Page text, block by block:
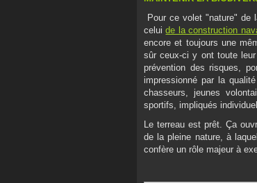
Pour ce volet "nature" de
celuide la construction
encore et toujours une
sûr ceux-ci y ont toute
prévention des risques,
impressionné par la
chasseurs, jeunes
sportifs, impliqués
Le terreau est prêt. Ça
de la pleine nature, à
confère un rôle majeur à